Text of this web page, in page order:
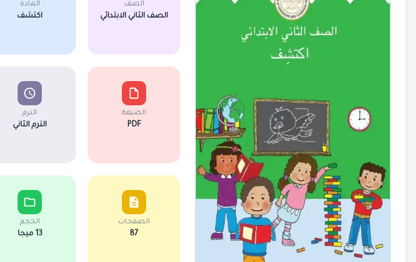
الصف
الصف الثاني الابتدائي
المادة
اكتشف
الصيغة
PDF
الترم
الترم الثاني
الصفحات
87
الحجم
13 ميجا